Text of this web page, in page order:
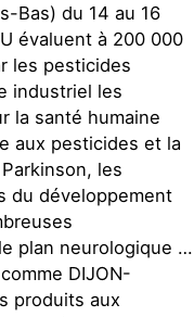
Bas) du 14 au 16
évaluent à 200 000
les pesticides
industriel les
la santé humaine
aux pesticides et la
les
du développement
plan neurologique …
DIJON-
produits aux